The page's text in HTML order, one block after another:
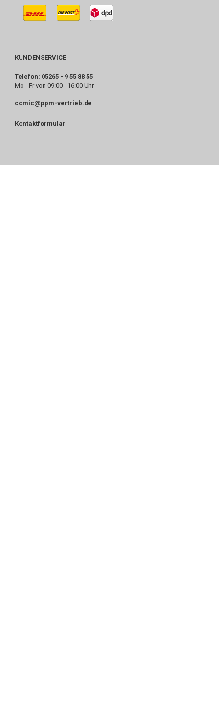
KUNDENSERVICE
Telefon: 05265 - 9 55 88 55
Mo - Fr von 09:00 - 16:00 Uhr
comic@ppm-vertrieb.de
Kontaktformular